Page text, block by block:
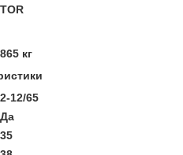
TOR
865 кг
2-12/65
Да
35